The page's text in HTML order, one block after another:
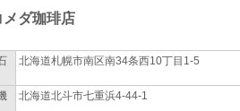
メダ珈琲店
北海道札幌市南区南34条西10丁目1-5
北海道北斗市七重浜4-44-1